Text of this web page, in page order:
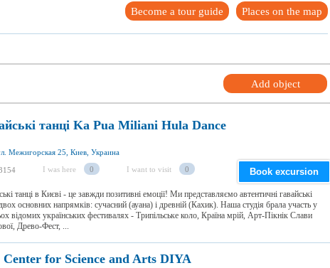
Places on the map
Become a tour guide
Add object
танці Ka Pua Miliani Hula Dance
Межигорская 25, Киев, Украина
I was here 0 I want to visit 0 Book excursion
танці в Києві - це завжди позитивні емоції! Ми представляємо автентичні гавайські
основних напрямків: сучасний (ауана) і древній (Кахик). Наша студія брала участь у
відомих українських фестивалях - Трипільське коло, Країна мрій, Арт-Пікнік Слави
Древо-Фест, ...
Center for Science and Arts DIYA